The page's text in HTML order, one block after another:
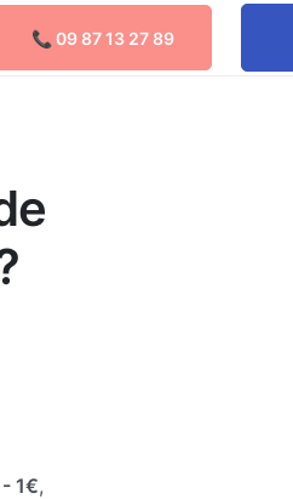
📞 09 87 13 27 89
- 1€,